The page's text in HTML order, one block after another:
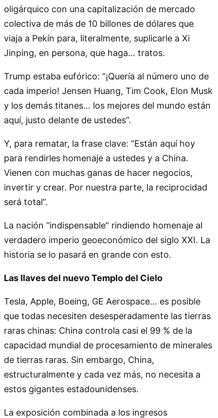
oligárquico con una capitalización de mercado
colectiva de más de 10 billones de dólares que
viaja a Pekín para, literalmente, suplicarle a Xi
Jinping, en persona, que haga… tratos.
Trump estaba eufórico: “¡Quería al número uno de
cada imperio! Jensen Huang, Tim Cook, Elon Musk
y los demás titanes… los mejores del mundo están
aquí, justo delante de ustedes”.
Y, para rematar, la frase clave: “Están aquí hoy
para rendirles homenaje a ustedes y a China.
Vienen con muchas ganas de hacer negocios,
invertir y crear. Por nuestra parte, la reciprocidad
será total”.
La nación “indispensable” rindiendo homenaje al
verdadero imperio geoeconómico del siglo XXI. La
historia se lo pasará en grande con esto.
Las llaves del nuevo Templo del Cielo
Tesla, Apple, Boeing, GE Aerospace… es posible
que todas necesiten desesperadamente las tierras
raras chinas: China controla casi el 99 % de la
capacidad mundial de procesamiento de minerales
de tierras raras. Sin embargo, China,
estructuralmente y cada vez más, no necesita a
estos gigantes estadounidenses.
La exposición combinada a los ingresos